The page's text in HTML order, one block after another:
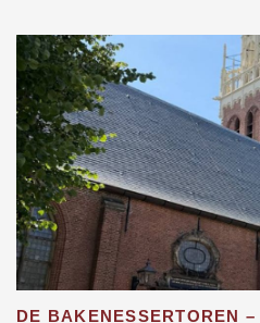
DE BAKENESSERTOREN